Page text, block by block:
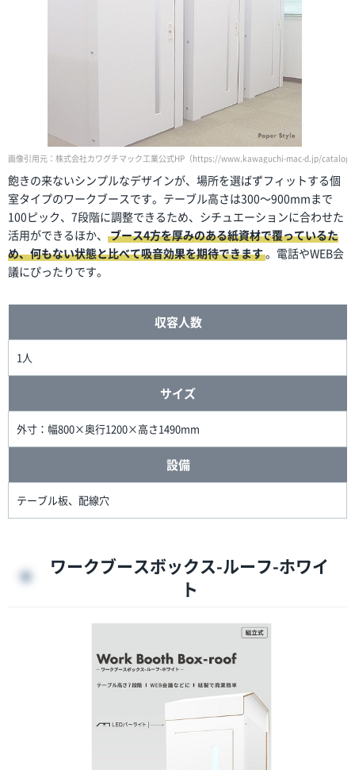
画像引用元：株式会社カワグチマック工業公式HP（https://www.kawaguchi-mac-d.jp/
飽きの来ないシンプルなデザインが、場所を選ばずフィットする個
室タイプのワークブースです。テーブル高さは300～900mmまで
100ピック、7段階に調整できるため、シチュエーションに合わせた
活用ができるほか、
ブース4方を厚みのある紙資材で覆っているた
め、何もない状態と比べて吸音効果を期待できます。電話やWEB会
議にぴったりです。
収容人数
1人
サイズ
外寸：幅800×奥行1200×高さ1490mm
設備
テーブル板、配線穴
ワークブースボックス-ルーフ-ホワイ
ト